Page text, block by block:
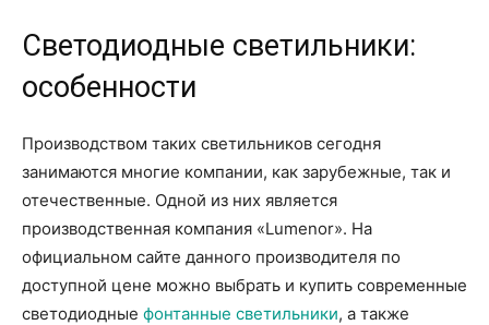
Светодиодные светильники:
особенности
Производством таких светильников сегодня
занимаются многие компании, как зарубежные, так и
отечественные. Одной из них является
производственная компания «Lumenor». На
официальном сайте данного производителя по
доступной цене можно выбрать и купить современные
светодиодные фонтанные светильники, а также